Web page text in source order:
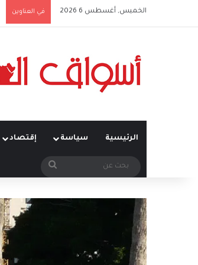
الخميس, أغسطس 6 2026 في العناوين
الرئيسية سياسة إقتصاد
بحث